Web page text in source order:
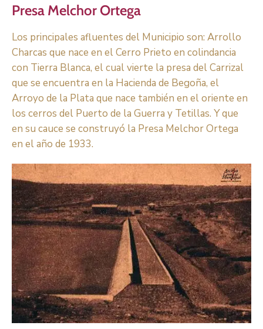
Presa Melchor Ortega
Los principales afluentes del Municipio son: Arrollo
Charcas que nace en el Cerro Prieto en colindancia
con Tierra Blanca, el cual vierte la presa del Carrizal
que se encuentra en la Hacienda de Begoña, el
Arroyo de la Plata que nace también en el oriente en
los cerros del Puerto de la Guerra y Tetillas. Y que
en su cauce se construyó la Presa Melchor Ortega
en el año de 1933.